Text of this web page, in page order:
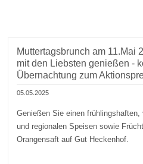
Muttertagsbrunch am 11.Mai
mit den Liebsten genießen -
Übernachtung zum
05.05.2025
Genießen Sie einen
und regionalen Speisen sowie
Orangensaft auf Gut Heckenhof.